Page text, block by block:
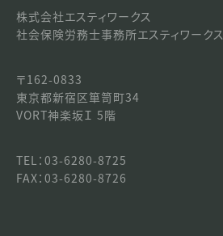
株式会社エスティワークス
社会保険労務士事務所エスティワークス
〒162-0833
東京都新宿区箪笥町34
VORT神楽坂Ｉ 5階
TEL：03-6280-8725
FAX：03-6280-8726